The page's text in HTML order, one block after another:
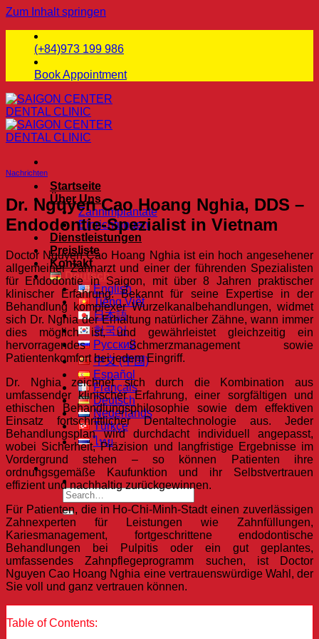
Zum Inhalt springen
(+84)973 199 986
Book Appointment
Startseite
Über Uns
Zahnimplantate
Einrichtungen
Dienstleistungen
Preisliste
Kontakt
Deutsch
English
Tiếng Việt
日本語
한국어
Русский
中文 (中国)
Español
Français
Deutsch
Nederlands
Türkçe
ไทย
Nachrichten
Dr. Nguyen Cao Hoang Nghia, DDS –
Endodontie-Spezialist in Vietnam
Doctor Nguyen Cao Hoang Nghia ist ein hoch angesehener
allgemeiner Zahnarzt und einer der führenden Spezialisten
für Endodontie in Saigon, mit über 8 Jahren praktischer
klinischer Erfahrung. Bekannt für seine Expertise in der
Behandlung komplexer Wurzelkanalbehandlungen, widmet
sich Dr. Nghia der Erhaltung natürlicher Zähne, wann immer
dies möglich ist, und gewährleistet gleichzeitig ein
hervorragendes Schmerzmanagement sowie
Patientenkomfort bei jedem Eingriff.
Dr. Nghia zeichnet sich durch die Kombination aus
umfassender klinischer Erfahrung, einer sorgfältigen und
ethischen Behandlungsphilosophie sowie dem effektiven
Einsatz fortschrittlicher Dentaltechnologie aus. Jeder
Behandlungsplan wird durchdacht individuell angepasst,
wobei Sicherheit, Präzision und langfristige Ergebnisse im
Vordergrund stehen – so können Patienten ihre
ordnungsgemäße Kaufunktion und ihr Selbstvertrauen
effizient und nachhaltig zurückgewinnen.
Für Patienten, die in Ho-Chi-Minh-Stadt einen zuverlässigen
Zahnexperten für Leistungen wie Zahnfüllungen,
Kariesmanagement, fortgeschrittene endodontische
Behandlungen bei Pulpitis oder ein gut geplantes,
umfassendes Zahnpflegeprogramm suchen, ist Doctor
Nguyen Cao Hoang Nghia eine vertrauenswürdige Wahl, der
Sie voll und ganz vertrauen können.
Table of Contents: